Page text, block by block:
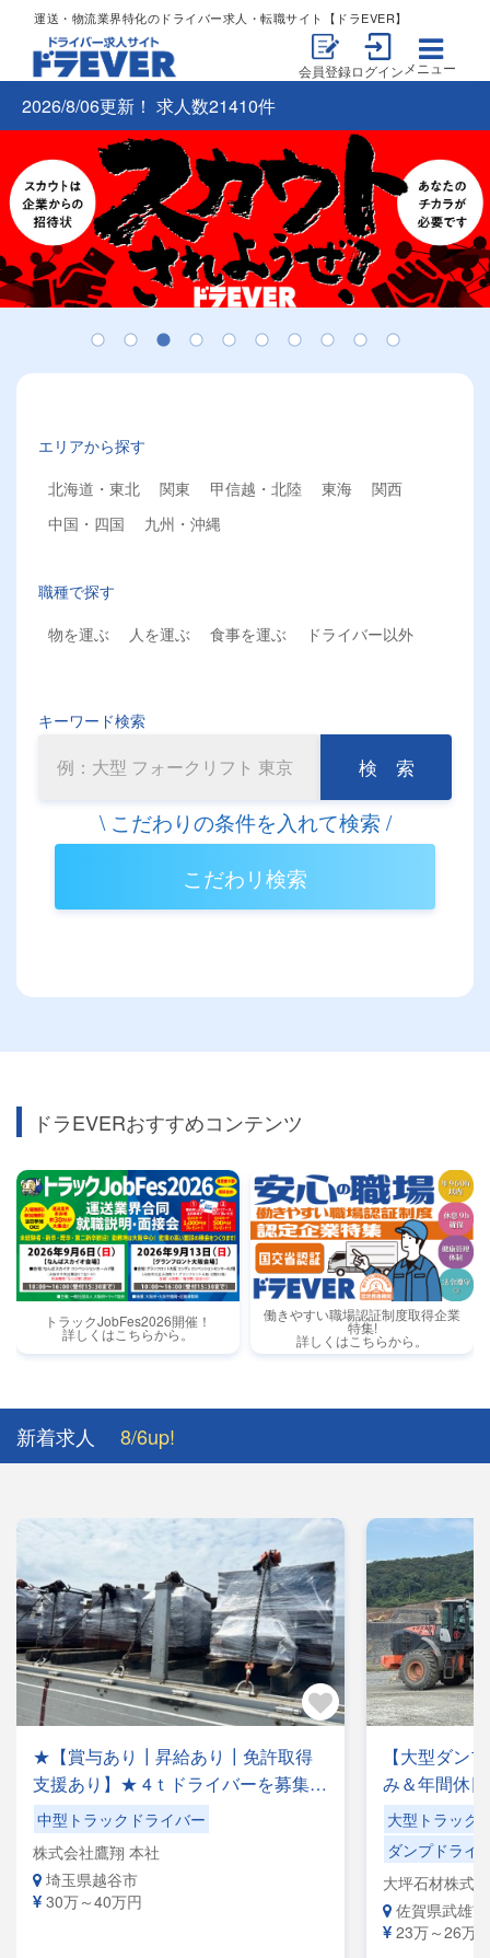
運送・物流業界特化のドライバー求人・転職サイト【ドラEVER】
会員登録ログイン メニュー
2026/8/06更新！ 求人数21410件
エリアから探す
北海道・東北
関東 甲信越・北陸 東海
関西
中国・四国
九州・沖縄
職種で探す
物を運ぶ
人を運ぶ 食事を運ぶ ドライバー以外
キーワード検索
検 索
こだわリ検索
ドラEVERおすすめコンテンツ
トラックJobFes2026開催！
詳しくはこちらから。
働きやすい職場認証制度取得企業
特集!
詳しくはこちらから。
新着求人 8/6up!
★【賞与あり┃昇給あり┃免許取得
支援あり】★ 4ｔドライバーを募集中
♪鋼材運搬等のフリー便のお仕事で
す！◎夜勤ナシ◎稼げる・プライベ
ートも充実可◎手積み手降ろしナシ
◎福利厚生が充実◎未経験者歓迎◎
中型トラックドライバー
株式会社鷹翔 本社
埼玉県越谷市
30万～40万円
【大型ダン
み＆年間休
充実！【手
シ】ショベ
【自社専属
きる環境です
大型トラック
ダンプドライ
大坪石材株式
佐賀県武雄市
23万～26万